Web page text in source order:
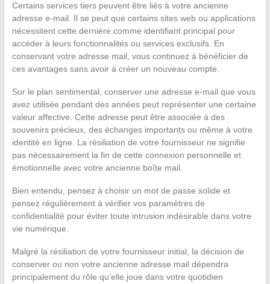
Certains services tiers peuvent être liés à votre ancienne
adresse e-mail. Il se peut que certains sites web ou applications
nécessitent cette dernière comme identifiant principal pour
accéder à leurs fonctionnalités ou services exclusifs. En
conservant votre adresse mail, vous continuez à bénéficier de
ces avantages sans avoir à créer un nouveau compte.
Sur le plan sentimental, conserver une adresse e-mail que vous
avez utilisée pendant des années peut représenter une certaine
valeur affective. Cette adresse peut être associée à des
souvenirs précieux, des échanges importants ou même à votre
identité en ligne. La résiliation de votre fournisseur ne signifie
pas nécessairement la fin de cette connexion personnelle et
émotionnelle avec votre ancienne boîte mail.
Bien entendu, pensez à choisir un mot de passe solide et
pensez régulièrement à vérifier vos paramètres de
confidentialité pour éviter toute intrusion indésirable dans votre
vie numérique.
Malgré la résiliation de votre fournisseur initial, la décision de
conserver ou non votre ancienne adresse mail dépendra
principalement du rôle qu’elle joue dans votre quotidien